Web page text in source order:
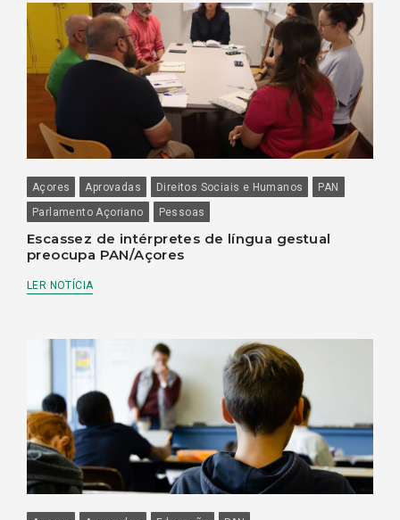
Açores Aprovadas Direitos Sociais e Humanos
PAN
Parlamento Açoriano
Pessoas
Escassez de intérpretes de língua gestual
preocupa PAN/Açores
LER NOTÍCIA